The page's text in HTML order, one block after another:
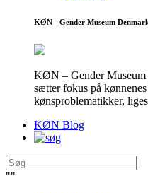
KØN - Gender Museum
KØN – Gender
sætter fokus på
kønsproblematikker,
KØN Blog
""